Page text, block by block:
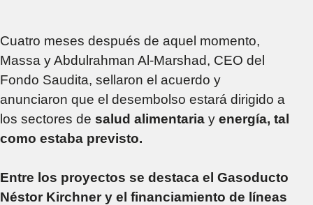
Cuatro meses después de aquel momento,
Massa y Abdulrahman Al-Marshad, CEO del
Fondo Saudita, sellaron el acuerdo y
anunciaron que el desembolso estará dirigido a
los sectores de salud alimentaria y energía, tal
como estaba previsto.
Entre los proyectos se destaca el Gasoducto
Néstor Kirchner y el financiamiento de líneas